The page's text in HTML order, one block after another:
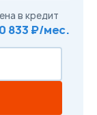
в кредит
833 ₽/мес.